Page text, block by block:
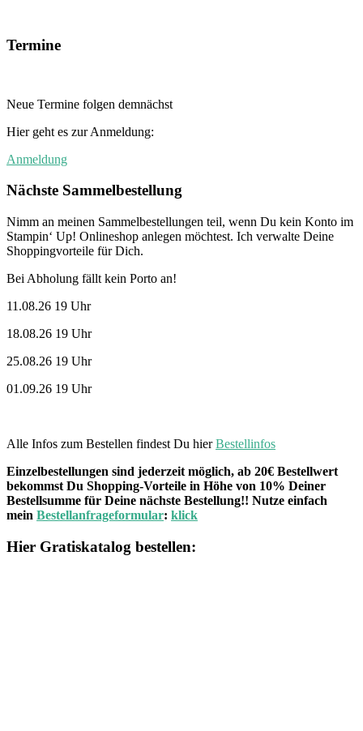
Termine
Neue Termine folgen demnächst
Hier geht es zur Anmeldung:
Anmeldung
Nächste Sammelbestellung
Nimm an meinen Sammelbestellungen teil, wenn Du kein Konto im
Stampin‘ Up! Onlineshop anlegen möchtest. Ich verwalte Deine
Shoppingvorteile für Dich.
Bei Abholung fällt kein Porto an!
11.08.26 19 Uhr
18.08.26 19 Uhr
25.08.26 19 Uhr
01.09.26 19 Uhr
Alle Infos zum Bestellen findest Du hierBestellinfos
Einzelbestellungen sind jederzeit möglich, ab 20€ Bestellwert
bekommst Du Shopping-Vorteile in Höhe von 10% Deiner
Bestellsumme für Deine nächste Bestellung!! Nutze einfach
mein Bestellanfrageformular: klick
Hier Gratiskatalog bestellen: